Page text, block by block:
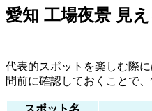
愛知 工場夜景 見
代表的スポットを楽しむ際
問前に確認しておくことで
スポット名